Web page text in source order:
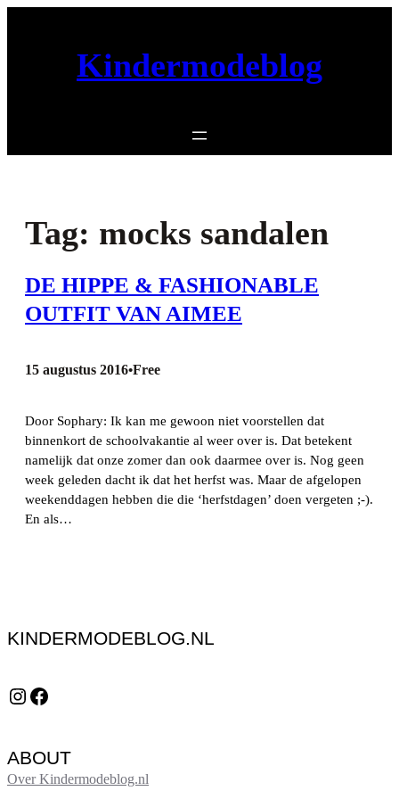
Kindermodeblog
Tag: mocks sandalen
DE HIPPE & FASHIONABLE
OUTFIT VAN AIMEE
15 augustus 2016•Free
Door Sophary: Ik kan me gewoon niet voorstellen dat
binnenkort de schoolvakantie al weer over is. Dat betekent
namelijk dat onze zomer dan ook daarmee over is. Nog geen
week geleden dacht ik dat het herfst was. Maar de afgelopen
weekenddagen hebben die die ‘herfstdagen’ doen vergeten ;-).
En als…
KINDERMODEBLOG.NL
Instagram Facebook
ABOUT
Over Kindermodeblog.nl